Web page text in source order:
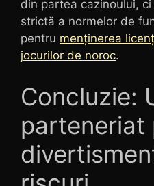
din partea cazinoului,
strictă a normelor de
pentru menținerea
jocurilor de noroc.
Concluzie:
parteneriat